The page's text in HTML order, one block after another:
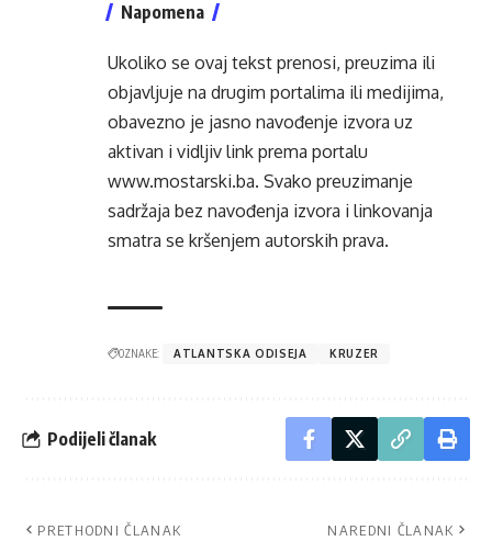
Napomena
Ukoliko se ovaj tekst prenosi, preuzima ili
objavljuje na drugim portalima ili medijima,
obavezno je jasno navođenje izvora uz
aktivan i vidljiv link prema portalu
www.mostarski.ba. Svako preuzimanje
sadržaja bez navođenja izvora i linkovanja
smatra se kršenjem autorskih prava.
OZNAKE: ATLANTSKA ODISEJA KRUZER
Podijeli članak
PRETHODNI ČLANAK NAREDNI ČLANAK